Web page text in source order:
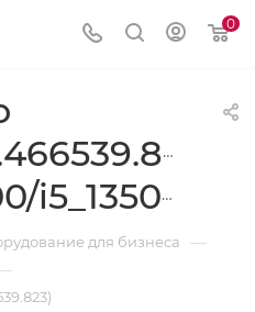
0
(MNT/PSU500/i5_13500/2DDR5_32G/SSD512_M2_NVMe/2SSD2TB/WiFi/BT/KM)
для бизнеса —